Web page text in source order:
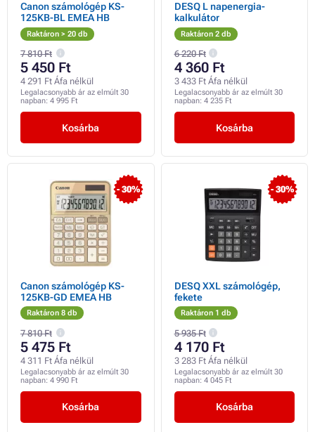
Canon számológép KS-
125KB-BL EMEA HB
Raktáron > 20 db
7 810 Ft
5 450 Ft
4 291 Ft Áfa nélkül
Legalacsonyabb ár az elmúlt 30
napban: 4 995 Ft
Kosárba
DESQ L napenergia-
kalkulátor
Raktáron 2 db
6 220 Ft
4 360 Ft
3 433 Ft Áfa nélkül
Legalacsonyabb ár az elmúlt 30
napban: 4 235 Ft
Kosárba
- 30%
Canon számológép KS-
125KB-GD EMEA HB
Raktáron 8 db
7 810 Ft
5 475 Ft
4 311 Ft Áfa nélkül
Legalacsonyabb ár az elmúlt 30
napban: 4 990 Ft
Kosárba
- 30%
DESQ XXL számológép,
fekete
Raktáron 1 db
5 935 Ft
4 170 Ft
3 283 Ft Áfa nélkül
Legalacsonyabb ár az elmúlt 30
napban: 4 045 Ft
Kosárba